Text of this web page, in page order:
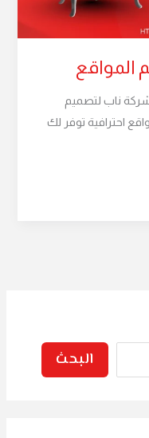
المواقع
تصميم المواقع 2026 – شركة ناب لتصميم
احترافية توفر لك
البحث